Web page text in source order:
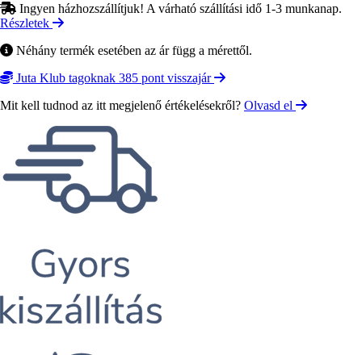
Ingyen házhozszállítjuk! A várható szállítási idő 1-3 munkanap.
Részletek
Néhány termék esetében az ár függ a mérettől.
Juta Klub tagoknak 385 pont visszajár
Mit kell tudnod az itt megjelenő értékelésekről? Olvasd el